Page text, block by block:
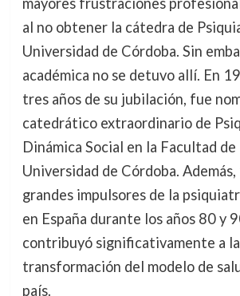
al no obtener la cátedra de
Universidad de Córdoba. Sin
académica no se detuvo allí. En
tres años de su jubilación, fue
catedrático extraordinario de
Dinámica Social en la Facultad
Universidad de Córdoba.
grandes impulsores de la
en España durante los años 80 y
contribuyó significativamente a la
transformación del modelo de
país.